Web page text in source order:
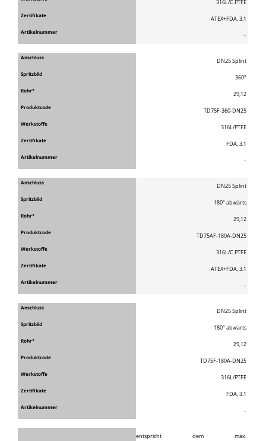
*entspricht dem max.
316L/C.PTFE
ATEX+FDA, 3.1
–
DN25 Splint
360°
29,12
TD75F-360-DN25
316L/PTFE
FDA, 3.1
–
DN25 Splint
180° abwärts
29,12
TD75AF-180A-DN25
316L/C.PTFE
ATEX+FDA, 3.1
–
DN25 Splint
180° abwärts
29,12
TD75F-180A-DN25
316L/PTFE
FDA, 3.1
–